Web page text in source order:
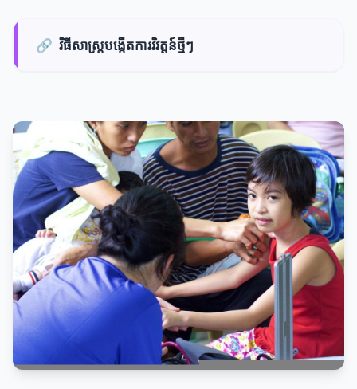
🔗 វិធីសាស្រ្តបង្កើតការវិវត្តន៍ថ្មីៗ